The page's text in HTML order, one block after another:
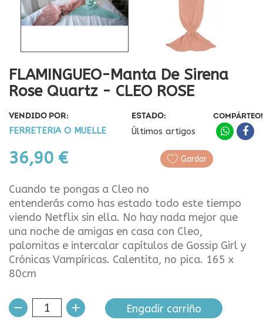
FLAMINGUEO-Manta De Sirena
Rose Quartz - CLEO ROSE
VENDIDO POR:
FERRETERIA O MUELLE
ESTADO:
Últimos artigos
36,90 €
COMPÁRTEO!
Gardar
Cuando te pongas a Cleo no
entenderás como has estado todo este tiempo
viendo Netflix sin ella. No hay nada mejor que
una noche de amigas en casa con Cleo,
palomitas e intercalar capítulos de Gossip Girl y
Crónicas Vampíricas. Calentita, no pica. 165 x
80cm
Engadir carriño